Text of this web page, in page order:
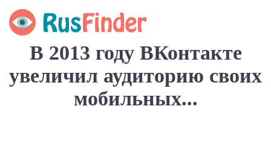
В 2013 году ВКонтакте
увеличил аудиторию своих
мобильных...